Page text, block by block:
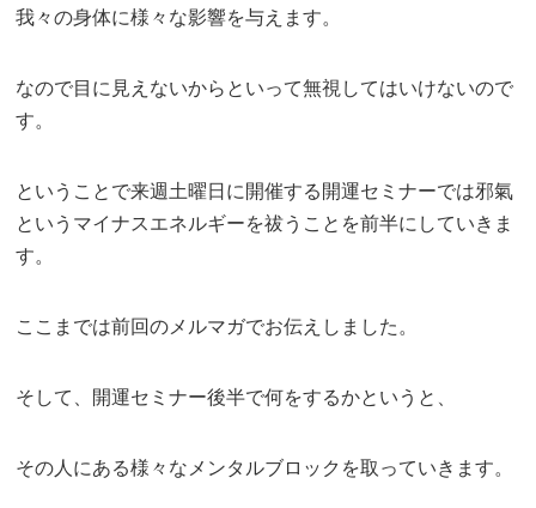
我々の身体に様々な影響を与えます。
なので目に見えないからといって無視してはいけないので
す。
ということで来週土曜日に開催する開運セミナーでは邪氣
というマイナスエネルギーを祓うことを前半にしていきま
す。
ここまでは前回のメルマガでお伝えしました。
そして、開運セミナー後半で何をするかというと、
その人にある様々なメンタルブロックを取っていきます。